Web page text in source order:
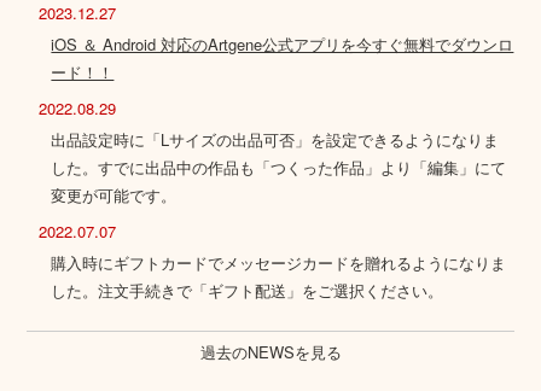
2023.12.27
iOS ＆ Android 対応のArtgene公式アプリを今すぐ無料でダウンロ
ード！！
2022.08.29
出品設定時に「Lサイズの出品可否」を設定できるようになりま
した。すでに出品中の作品も「つくった作品」より「編集」にて
変更が可能です。
2022.07.07
購入時にギフトカードでメッセージカードを贈れるようになりま
した。注文手続きで「ギフト配送」をご選択ください。
過去のNEWSを見る